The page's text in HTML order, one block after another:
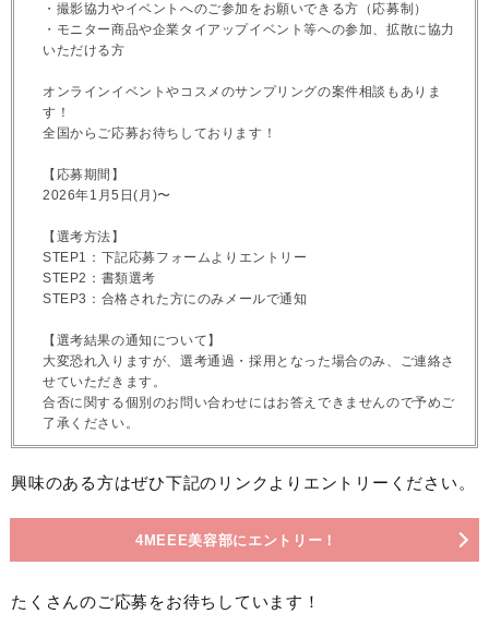
・撮影協力やイベントへのご参加をお願いできる方（応募制）
・モニター商品や企業タイアップイベント等への参加、拡散に協力
いただける方
オンラインイベントやコスメのサンプリングの案件相談もありま
す！
全国からご応募お待ちしております！
【応募期間】
2026年1月5日(月)〜
【選考方法】
STEP1：下記応募フォームよりエントリー
STEP2：書類選考
STEP3：合格された方にのみメールで通知
【選考結果の通知について】
大変恐れ入りますが、選考通過・採用となった場合のみ、ご連絡さ
せていただきます。
合否に関する個別のお問い合わせにはお答えできませんので予めご
了承ください。
興味のある方はぜひ下記のリンクよりエントリーください。
4MEEE美容部にエントリー！
たくさんのご応募をお待ちしています！